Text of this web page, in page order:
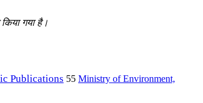
किया गया है।
Publications 55 Ministry of Environment,